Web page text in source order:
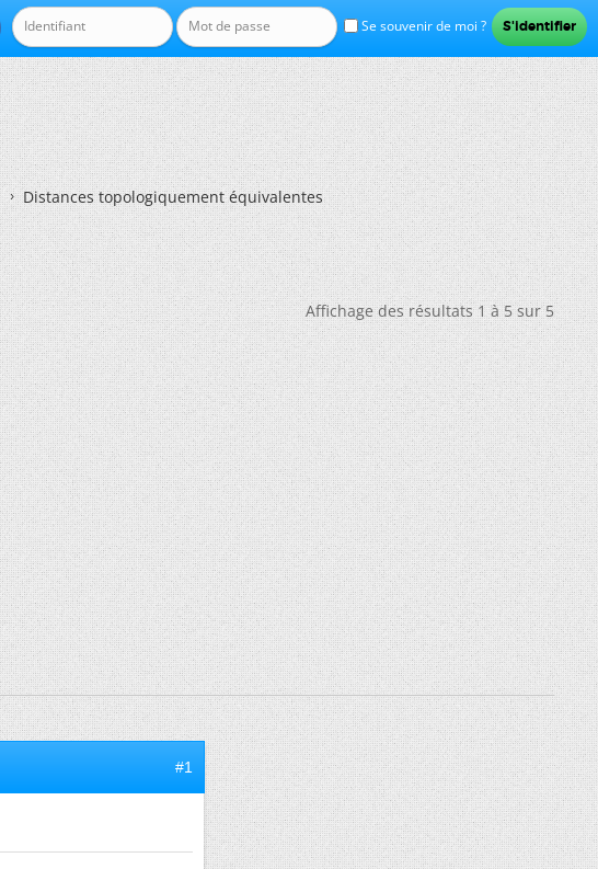
Se souvenir de moi ?
Distances topologiquement équivalentes
Affichage des résultats 1 à 5 sur 5
#1